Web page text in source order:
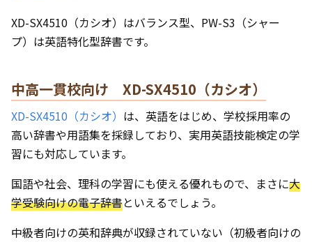
XD-SX4510（カシオ）はバランス型、PW-S3（シャー
プ）は英語特化型辞書です。
中高一貫校向け XD-SX4510（カシオ）
XD-SX4510（カシオ） は、英語をはじめ、学校採用率の
高い辞書や用語集を採録しており、実用英語技能検定の学
習にも対応しています。
国語や社会、理科の学習にも使える優れもので、まさに大
学受験向けの電子辞書といえるでしょう。
中級者向けの英和辞典が収録されていない（初級者向けの